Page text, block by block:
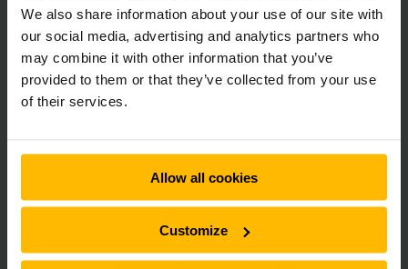
We also share information about your use of our site with
our social media, advertising and analytics partners who
may combine it with other information that you’ve
provided to them or that they’ve collected from your use
of their services.
Allow all cookies
Customize
Stellingen keuren
De BMWT stelling keuring behelst een visuele inspectie van
de stellingen en een beoordeling van de configuratie. De
bevindingen worden door de keurmeester aangetekend op